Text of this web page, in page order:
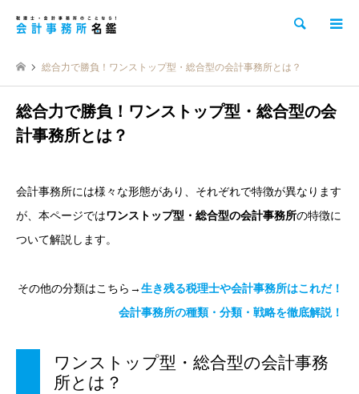
検索
総合力で勝負！ワンストップ型・総合型の会計事務所とは？
総合力で勝負！ワンストップ型・総合型の会
計事務所とは？
会計事務所には様々な形態があり、それぞれで特徴が異なります
が、本ページではワンストップ型・総合型の会計事務所の特徴に
ついて解説します。
その他の分類はこちら→生き残る税理士や会計事務所はこれだ！
会計事務所の種類・分類・戦略を徹底解説！
ワンストップ型・総合型の会計事務
所とは？